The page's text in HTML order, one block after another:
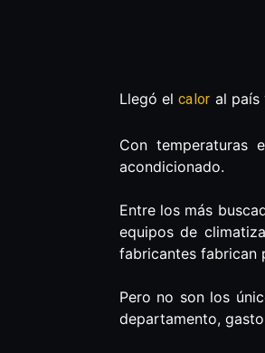
Llegó el calor al país
Con
acondicionado.
Entre los más
equipos de
fabricantes fabrican
Pero no son los
departamento,